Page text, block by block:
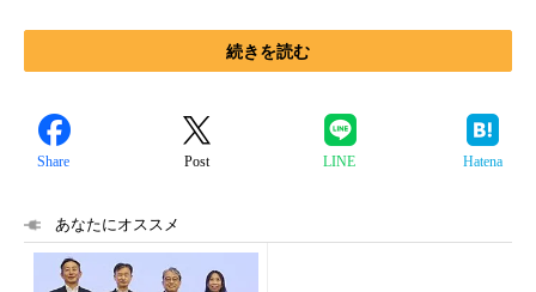
続きを読む
Share Post LINE Hatena
あなたにオススメ